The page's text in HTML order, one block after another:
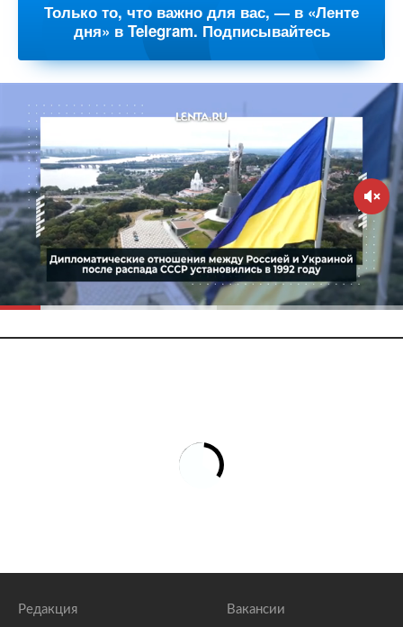
Только то, что важно для вас, — в «Ленте
дня» в Telegram. Подписывайтесь
Редакция Вакансии